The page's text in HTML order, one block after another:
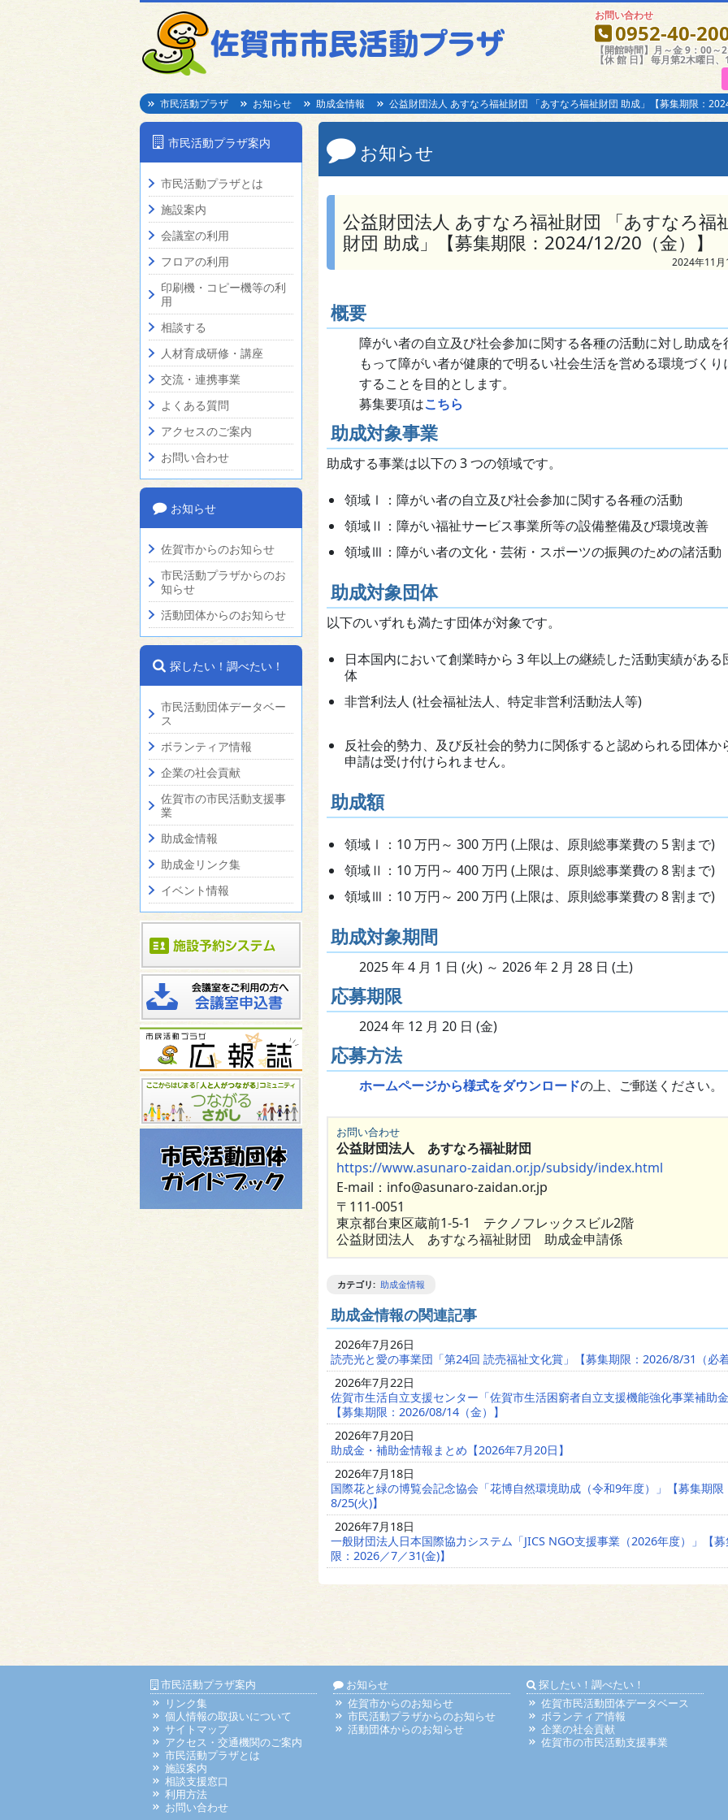
お問い合わせ
0952-40-
【開館時間】月～金 9：00
【休 館 日】 毎月第2木曜日
市民活動プラザ お知らせ 助成金情報 公益財団法人 あすなろ福祉財団 「あすなろ福祉財団 助成」【募集期限：
市民活動プラザ案内
市民活動プラザとは
施設案内
会議室の利用
フロアの利用
印刷機・コピー機等の利
用
相談する
人材育成研修・講座
交流・連携事業
よくある質問
アクセスのご案内
お問い合わせ
お知らせ
佐賀市からのお知らせ
市民活動プラザからのお
知らせ
活動団体からのお知らせ
探したい！調べたい！
市民活動団体データベー
ス
ボランティア情報
企業の社会貢献
佐賀市の市民活動支援事
業
助成金情報
助成金リンク集
イベント情報
お知らせ
公益財団法人 あすなろ福祉財団 「あすなろ福
財団 助成」【募集期限：2024/12/20（金）】
2024年11月
概要
障がい者の自立及び社会参加に関する各種の活動に対し助成を
もって障がい者が健康的で明るい社会生活を営める環境づくり
することを目的とします。
募集要項はこちら
助成対象事業
助成する事業は以下の 3 つの領域です。
領域Ⅰ：障がい者の自立及び社会参加に関する各種の活動
領域Ⅱ：障がい福祉サービス事業所等の設備整備及び環境改善
領域Ⅲ：障がい者の文化・芸術・スポーツの振興のための諸活動
助成対象団体
以下のいずれも満たす団体が対象です。
日本国内において創業時から 3 年以上の継続した活動実績がある
体
非営利法人 (社会福祉法人、特定非営利活動法人等)
反社会的勢力、及び反社会的勢力に関係すると認められる団体か
申請は受け付けられません。
助成額
領域Ⅰ：10 万円～ 300 万円 (上限は、原則総事業費の 5 割まで)
領域Ⅱ：10 万円～ 400 万円 (上限は、原則総事業費の 8 割まで)
領域Ⅲ：10 万円～ 200 万円 (上限は、原則総事業費の 8 割まで)
助成対象期間
2025 年 4 月 1 日 (火) ～ 2026 年 2 月 28 日 (土)
応募期限
2024 年 12 月 20 日 (金)
応募方法
ホームページから様式をダウンロードの上、ご郵送ください。
お問い合わせ
公益財団法人 あすなろ福祉財団
https://www.asunaro-zaidan.or.jp/subsidy/index.html
E-mail：info@asunaro-zaidan.or.jp
〒111-0051
東京都台東区蔵前1-5-1 テクノフレックスビル2階
公益財団法人 あすなろ福祉財団 助成金申請係
カテゴリ: 助成金情報
助成金情報の関連記事
2026年7月26日
読売光と愛の事業団「第24回 読売福祉文化賞」【募集期限：2026/8/31（必
2026年7月22日
佐賀市生活自立支援センター「佐賀市生活困窮者自立支援機能強化事業補助
【募集期限：2026/08/14（金）】
2026年7月20日
助成金・補助金情報まとめ【2026年7月20日】
2026年7月18日
国際花と緑の博覧会記念協会「花博自然環境助成（令和9年度）」【募集期限
8/25(火)】
2026年7月18日
一般財団法人日本国際協力システム「JICS NGO支援事業（2026年度）」【
限：2026／7／31(金)】
市民活動プラザ案内
リンク集
個人情報の取扱いについて
サイトマップ
アクセス・交通機関のご案内
市民活動プラザとは
施設案内
相談支援窓口
利用方法
お問い合わせ
お知らせ
佐賀市からのお知らせ
市民活動プラザからのお知らせ
活動団体からのお知らせ
探したい！調べたい！
佐賀市民活動団体データベース
ボランティア情報
企業の社会貢献
佐賀市の市民活動支援事業